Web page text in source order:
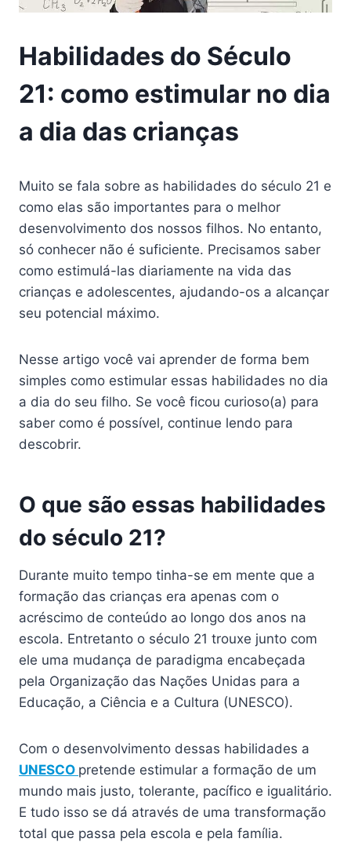
Habilidades do Século
21: como estimular no dia
a dia das crianças
Muito se fala sobre as habilidades do século 21 e
como elas são importantes para o melhor
desenvolvimento dos nossos filhos. No entanto,
só conhecer não é suficiente. Precisamos saber
como estimulá-las diariamente na vida das
crianças e adolescentes, ajudando-os a alcançar
seu potencial máximo.
Nesse artigo você vai aprender de forma bem
simples como estimular essas habilidades no dia
a dia do seu filho. Se você ficou curioso(a) para
saber como é possível, continue lendo para
descobrir.
O que são essas habilidades
do século 21?
Durante muito tempo tinha-se em mente que a
formação das crianças era apenas com o
acréscimo de conteúdo ao longo dos anos na
escola. Entretanto o século 21 trouxe junto com
ele uma mudança de paradigma encabeçada
pela Organização das Nações Unidas para a
Educação, a Ciência e a Cultura (UNESCO).
Com o desenvolvimento dessas habilidades a
UNESCO pretende estimular a formação de um
mundo mais justo, tolerante, pacífico e igualitário.
E tudo isso se dá através de uma transformação
total que passa pela escola e pela família.